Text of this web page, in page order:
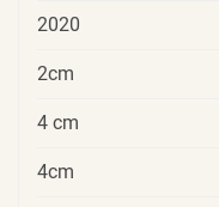
2020
2cm
4 cm
4cm